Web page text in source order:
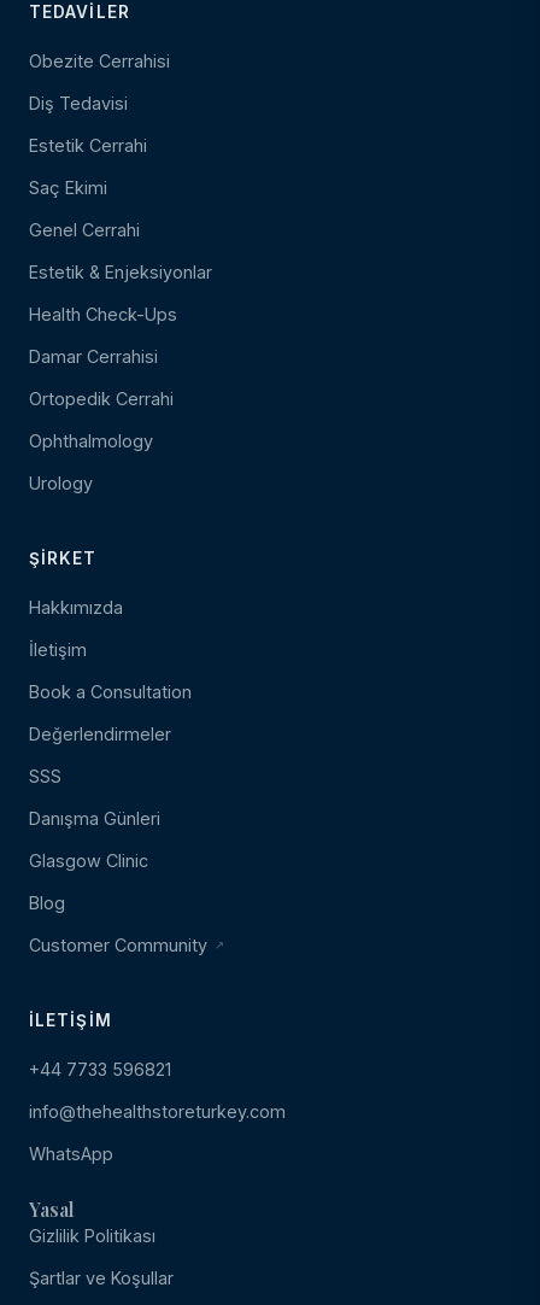
TEDAVILER
Obezite Cerrahisi
Diş Tedavisi
Estetik Cerrahi
Saç Ekimi
Genel Cerrahi
Estetik & Enjeksiyonlar
Health Check-Ups
Damar Cerrahisi
Ortopedik Cerrahi
Ophthalmology
Urology
ŞIRKET
Hakkımızda
İletişim
Book a Consultation
Değerlendirmeler
SSS
Danışma Günleri
Glasgow Clinic
Blog
Customer Community
İLETIŞIM
+44 7733 596821
info@thehealthstoreturkey.com
WhatsApp
Yasal
Gizlilik Politikası
Şartlar ve Koşullar